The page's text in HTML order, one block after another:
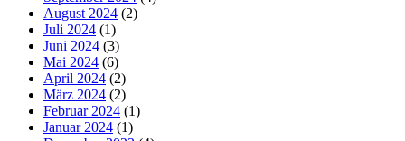
August 2024 (2)
Juli 2024 (1)
Juni 2024 (3)
Mai 2024 (6)
April 2024 (2)
März 2024 (2)
Februar 2024 (1)
Januar 2024 (1)